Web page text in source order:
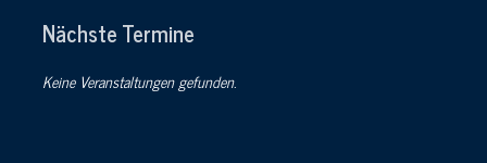
Nächste Termine
Keine Veranstaltungen gefunden.